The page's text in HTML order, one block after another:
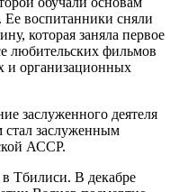
Ее воспитанники сняли
которая заняла первое
любительских фильмов
и организационных
заслуженного деятеля
стал заслуженным
АССР.
в Тбилиси. В декабре